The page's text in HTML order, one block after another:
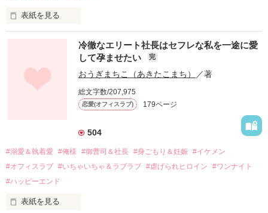
表紙を見る
幼なじみの哲平に淡い恋心を抱いていた美桜。
しかし、ある出来事をきっかけに二人の関係は壊れてしまう。
関係修復もできないまま、美桜は両親の離婚によって
引っ越すことになり、哲平とも離れ離れになった。
それから約十二年後。
過去の傷から、二度と会いたくないと思っていた哲平に
運命のような再会を果たす。
酔った勢いで一夜を共にしてしまった。
さらに、美桜が初めてだと知った哲平は
冷徹なエリート社長はセフレな私を一途に愛
して孕ませたい
完
おうぎまちこ（あきたこまち） ／著
総文字数/207,975
恋愛(オフィスラブ) 179ページ
504
#溺愛＆執着愛 #俺様 #御曹司＆社長 #身ごもり＆妊娠 #イケメン
#オフィスラブ #いちゃいちゃ＆ラブラブ #虐げられヒロイン
#ワンナイト
#ハッピーエンド
表紙を見る